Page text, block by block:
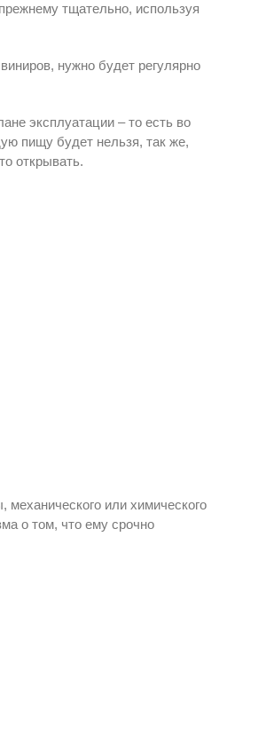
тщательно, используя
нужно будет регулярно
эксплуатации – то есть во
пищу будет нельзя, так же,
открывать.
механического или химического
о том, что ему срочно